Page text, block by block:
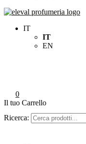
Eleval Profumeria
Profumeria Roma
IT
IT
EN
0
Il tuo Carrello
Ricerca: